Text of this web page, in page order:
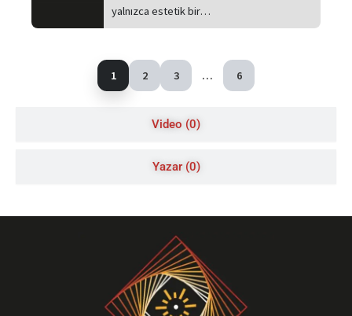
Video (0)
Yazar (0)
yalnızca estetik bir…
1 2 3 … 6